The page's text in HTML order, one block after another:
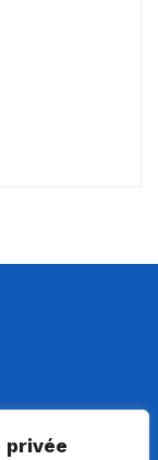
privée